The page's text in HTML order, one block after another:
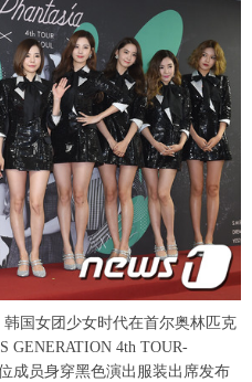
信息化 数据
军事 无人机
新华广播
电视英文 返回PC
国女团少女时代在首尔奥林匹克
GENERATION 4th TOUR-
成员身穿黑色演出服装出席发布